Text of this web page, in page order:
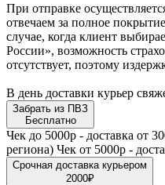
При отправке
отвечаем за полное
случае, когда клиент
России», возможность
отсутствует, поэтому
В день доставки курьер
Забрать из ПВЗ
Бесплатно
Чек до 5000р - доставка от
региона) Чек от 5000р -
Срочная доставка курьером
2000₽